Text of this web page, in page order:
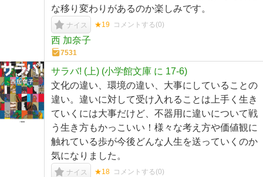
な移り変わりがあるのか楽しみです。
ナイス ★19 コメントする(0)
西 加奈子
7531
サラバ! (上) (小学館文庫 に 17-6)
文化の違い、環境の違い、大事にしていることの
違い。違いに対して受け入れることは上手く生き
ていくには大事だけど、不器用に違いについて戦
う生き方もかっこいい！様々な考え方や価値観に
触れている歩が今後どんな人生を送っていくのか
気になりました。
ナイス ★18 コメントする(0)